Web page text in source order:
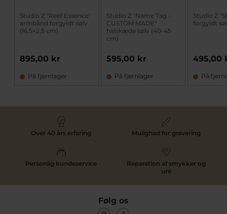
Studio Z "Reef Essence"
armbånd forgyldt sølv
(16,5+2,5 cm)
895,00 kr
På fjernlager
Studio Z "Name Tag -
CUSTOM MADE"
halskæde sølv (40-45
cm)
595,00 kr
På fjernlager
Studio Z
forgyldt
495,00
På
Over 40 års erfaring Mulighed for gravering
Personlig kundeservice
Reparation af smykker og
ure
Følg os